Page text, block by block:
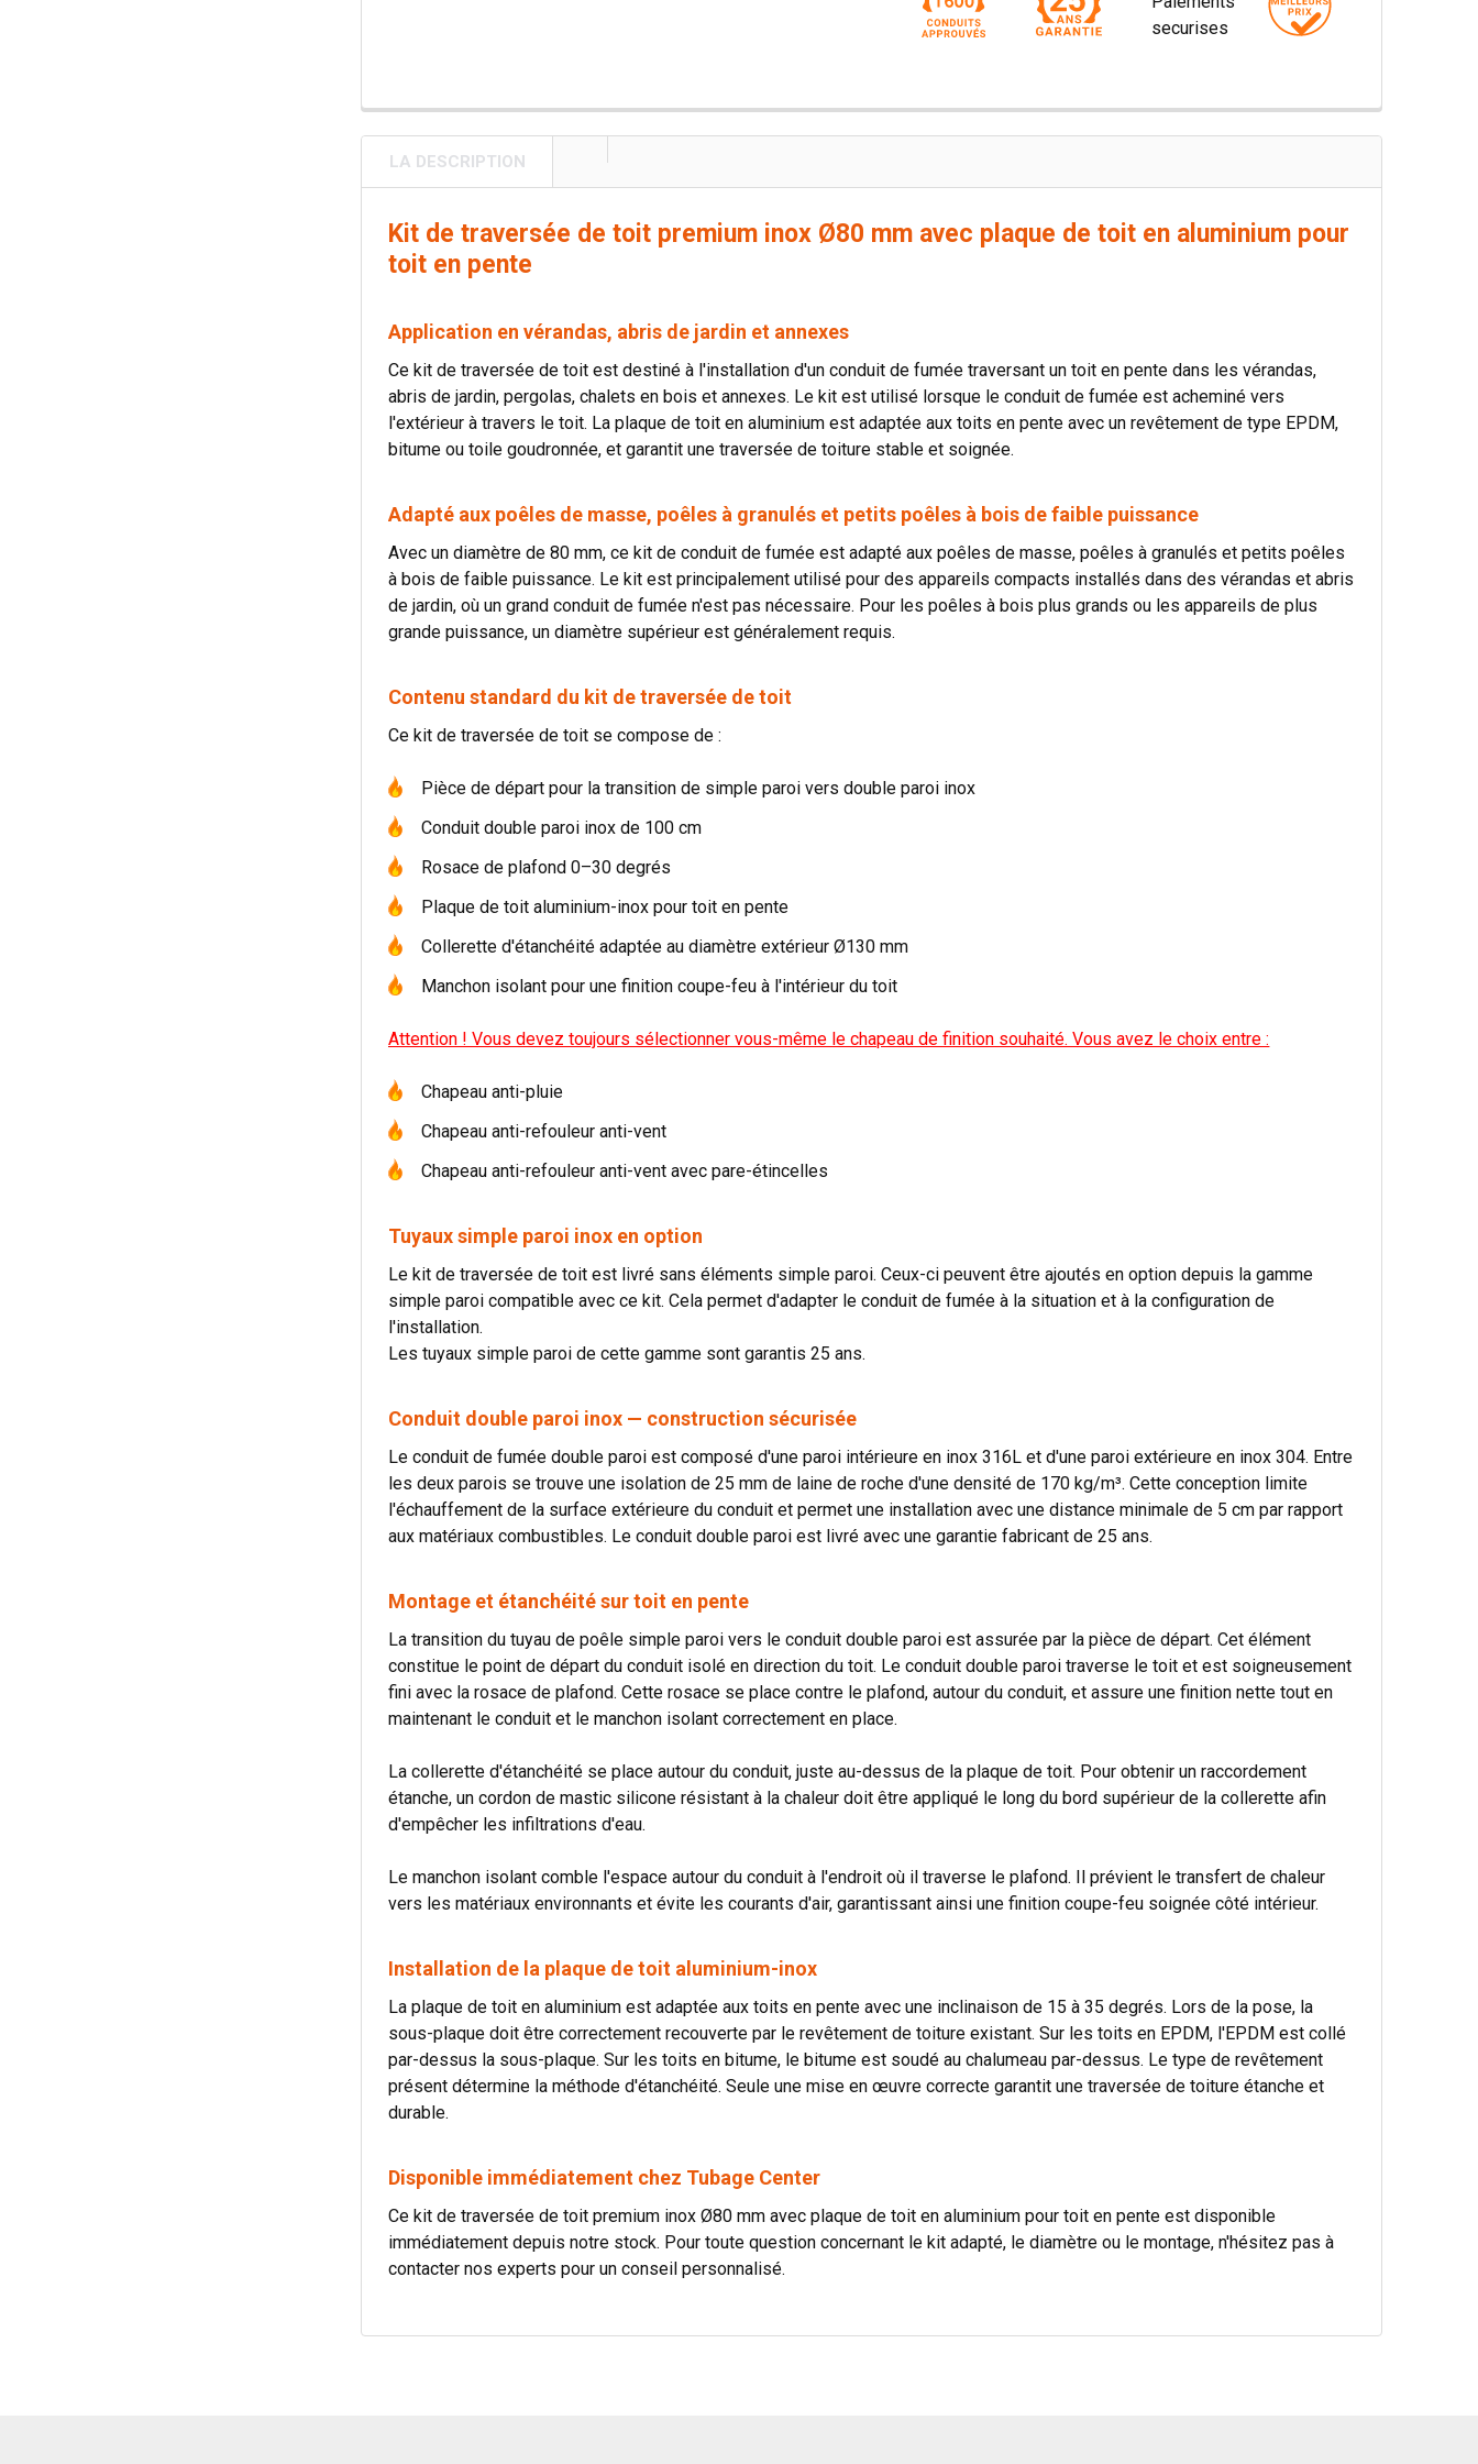
LA DESCRIPTION
Kit de traversée de toit premium inox Ø80 mm avec plaque de toit en aluminium pour
toit en pente
Application en vérandas, abris de jardin et annexes
Ce kit de traversée de toit est destiné à l'installation d'un conduit de fumée traversant un toit en pente dans les vérandas,
abris de jardin, pergolas, chalets en bois et annexes. Le kit est utilisé lorsque le conduit de fumée est acheminé vers
l'extérieur à travers le toit. La plaque de toit en aluminium est adaptée aux toits en pente avec un revêtement de type EPDM,
bitume ou toile goudronnée, et garantit une traversée de toiture stable et soignée.
Adapté aux poêles de masse, poêles à granulés et petits poêles à bois de faible puissance
Avec un diamètre de 80 mm, ce kit de conduit de fumée est adapté aux poêles de masse, poêles à granulés et petits poêles
à bois de faible puissance. Le kit est principalement utilisé pour des appareils compacts installés dans des vérandas et abris
de jardin, où un grand conduit de fumée n'est pas nécessaire. Pour les poêles à bois plus grands ou les appareils de plus
grande puissance, un diamètre supérieur est généralement requis.
Contenu standard du kit de traversée de toit
Ce kit de traversée de toit se compose de :
Pièce de départ pour la transition de simple paroi vers double paroi inox
Conduit double paroi inox de 100 cm
Rosace de plafond 0–30 degrés
Plaque de toit aluminium-inox pour toit en pente
Collerette d'étanchéité adaptée au diamètre extérieur Ø130 mm
Manchon isolant pour une finition coupe-feu à l'intérieur du toit
Attention ! Vous devez toujours sélectionner vous-même le chapeau de finition souhaité. Vous avez le choix entre :
Chapeau anti-pluie
Chapeau anti-refouleur anti-vent
Chapeau anti-refouleur anti-vent avec pare-étincelles
Tuyaux simple paroi inox en option
Le kit de traversée de toit est livré sans éléments simple paroi. Ceux-ci peuvent être ajoutés en option depuis la gamme
simple paroi compatible avec ce kit. Cela permet d'adapter le conduit de fumée à la situation et à la configuration de
l'installation.
Les tuyaux simple paroi de cette gamme sont garantis 25 ans.
Conduit double paroi inox — construction sécurisée
Le conduit de fumée double paroi est composé d'une paroi intérieure en inox 316L et d'une paroi extérieure en inox 304. Entre
les deux parois se trouve une isolation de 25 mm de laine de roche d'une densité de 170 kg/m³. Cette conception limite
l'échauffement de la surface extérieure du conduit et permet une installation avec une distance minimale de 5 cm par rapport
aux matériaux combustibles. Le conduit double paroi est livré avec une garantie fabricant de 25 ans.
Montage et étanchéité sur toit en pente
La transition du tuyau de poêle simple paroi vers le conduit double paroi est assurée par la pièce de départ. Cet élément
constitue le point de départ du conduit isolé en direction du toit. Le conduit double paroi traverse le toit et est soigneusement
fini avec la rosace de plafond. Cette rosace se place contre le plafond, autour du conduit, et assure une finition nette tout en
maintenant le conduit et le manchon isolant correctement en place.
La collerette d'étanchéité se place autour du conduit, juste au-dessus de la plaque de toit. Pour obtenir un raccordement
étanche, un cordon de mastic silicone résistant à la chaleur doit être appliqué le long du bord supérieur de la collerette afin
d'empêcher les infiltrations d'eau.
Le manchon isolant comble l'espace autour du conduit à l'endroit où il traverse le plafond. Il prévient le transfert de chaleur
vers les matériaux environnants et évite les courants d'air, garantissant ainsi une finition coupe-feu soignée côté intérieur.
Installation de la plaque de toit aluminium-inox
La plaque de toit en aluminium est adaptée aux toits en pente avec une inclinaison de 15 à 35 degrés. Lors de la pose, la
sous-plaque doit être correctement recouverte par le revêtement de toiture existant. Sur les toits en EPDM, l'EPDM est collé
par-dessus la sous-plaque. Sur les toits en bitume, le bitume est soudé au chalumeau par-dessus. Le type de revêtement
présent détermine la méthode d'étanchéité. Seule une mise en œuvre correcte garantit une traversée de toiture étanche et
durable.
Disponible immédiatement chez Tubage Center
Ce kit de traversée de toit premium inox Ø80 mm avec plaque de toit en aluminium pour toit en pente est disponible
immédiatement depuis notre stock. Pour toute question concernant le kit adapté, le diamètre ou le montage, n'hésitez pas à
contacter nos experts pour un conseil personnalisé.